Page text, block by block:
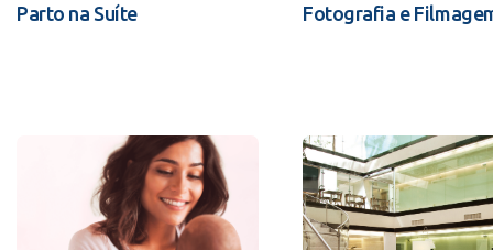
Parto na Suíte Fotografia e